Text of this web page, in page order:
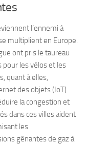
l’ennemi à
multiplient en Europe.
ont pris le taureau
pour les vélos et les
quant à elles,
des objets (IoT)
la congestion et
dans ces villes aident
les
gênantes de gaz à